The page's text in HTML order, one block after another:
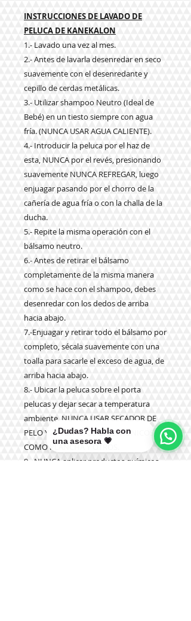
INSTRUCCIONES DE LAVADO DE
PELUCA DE KANEKALON
1.- Lavado una vez al mes.
2.- Antes de lavarla desenredar en seco
suavemente con el desenredante y
cepillo de cerdas metálicas.
3.- Utilizar shampoo Neutro (Ideal de
Bebé) en un tiesto siempre con agua
fría. (NUNCA USAR AGUA CALIENTE).
4.- Introducir la peluca por el haz de
esta, NUNCA por el revés, presionando
suavemente NUNCA REFREGAR, luego
enjuagar pasando por el chorro de la
cañería de agua fría o con la challa de la
ducha.
5.- Repite la misma operación con el
bálsamo neutro.
6.- Antes de retirar el bálsamo
completamente de la misma manera
como se hace con el shampoo, debes
desenredar con los dedos de arriba
hacia abajo.
7.-Enjuagar y retirar todo el bálsamo por
completo, sécala suavemente con una
toalla para sacarle el exceso de agua, de
arriba hacia abajo.
8.- Ubicar la peluca sobre el porta
pelucas y dejar secar a temperatura
ambiente. NUNCA USAR SECADOR DE
PELO Y ARTEFACTOS ELECTRÓNICOS
COMO PLANCHA Y OTROS.
9.- NUNCA aplicar productos químicos
¿Dudas? Habla con
una asesora 💗